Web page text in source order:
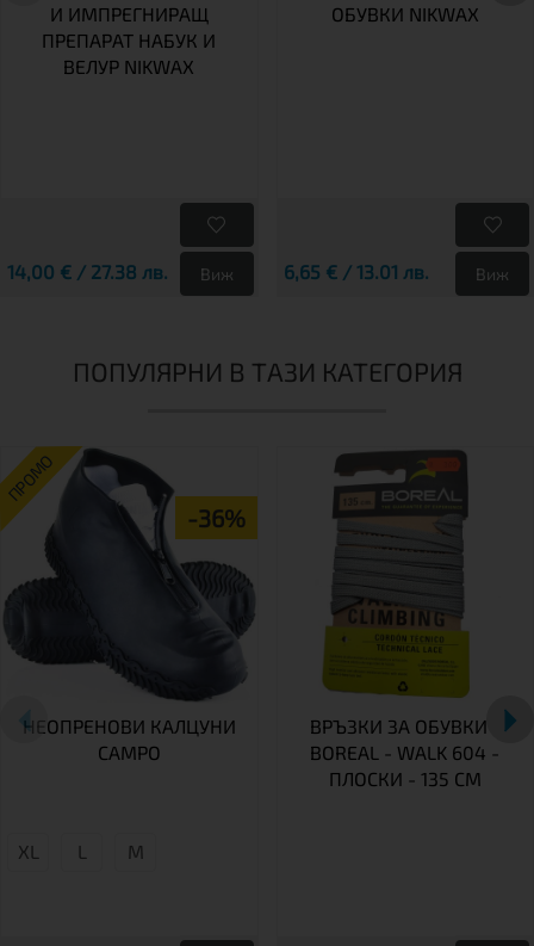
И ИМПРЕГНИРАЩ
ПРЕПАРАТ НАБУК И
ВЕЛУР NIKWAX
14,00 € / 27.38 лв. Виж
ОБУВКИ NIKWAX
6,65 € / 13.01 лв. Виж
ПОПУЛЯРНИ В ТАЗИ КАТЕГОРИЯ
ПРОМО
-36%
НЕОПРЕНОВИ КАЛЦУНИ
CAMPO
XL L М
ВРЪЗКИ ЗА ОБУВКИ -
BOREAL - WALK 604 -
ПЛОСКИ - 135 СМ